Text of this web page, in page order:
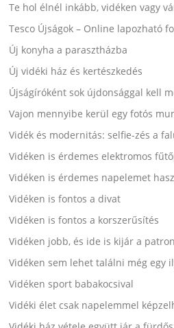
Te hol élnél inkább, vidéken vagy
Tesco Újságok – Online lapozható
Új konyha a parasztházba
Új vidéki ház és kertészkedés
Újságíróként sok újdonsággal kell
Vajon mennyibe kerül egy fotós
Vidék és modernitás: selfie-zés a
Vidéken is érdemes elektromos
Vidéken is érdemes napelemet
Vidéken is fontos a divat
Vidéken is fontos a korszerűsítés
Vidéken jobb, és ide is kijár a
Vidéken sem lehet találni még egy
Vidéken sport babakocsival
Vidéki élet csak napelemmel